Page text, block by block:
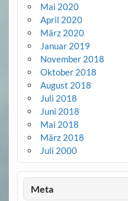
Mai 2020
April 2020
März 2020
Januar 2019
November 2018
Oktober 2018
August 2018
Juli 2018
Juni 2018
Mai 2018
März 2018
Juli 2000
Meta